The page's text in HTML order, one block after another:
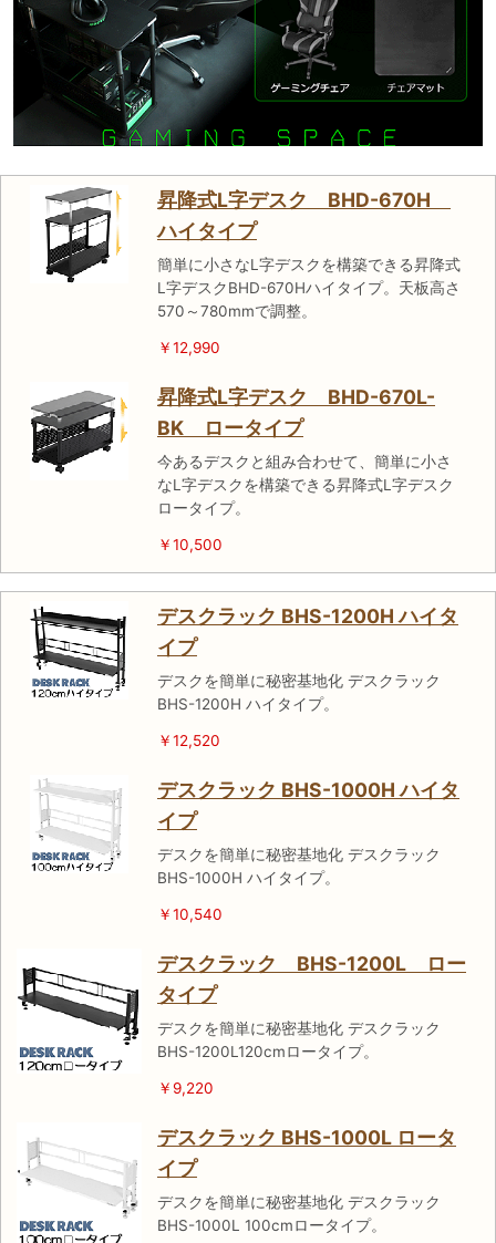
昇降式L字デスク BHD-670H
ハイタイプ
簡単に小さなL字デスクを構築できる昇降式
L字デスクBHD-670Hハイタイプ。天板高さ
570～780mmで調整。
￥12,990
昇降式L字デスク BHD-670L-
BK ロータイプ
今あるデスクと組み合わせて、簡単に小さ
なL字デスクを構築できる昇降式L字デスク
ロータイプ。
￥10,500
デスクラック BHS-1200H ハイタ
イプ
デスクを簡単に秘密基地化 デスクラック
BHS-1200H ハイタイプ。
￥12,520
デスクラック BHS-1000H ハイタ
イプ
デスクを簡単に秘密基地化 デスクラック
BHS-1000H ハイタイプ。
￥10,540
デスクラック BHS-1200L ロー
タイプ
デスクを簡単に秘密基地化 デスクラック
BHS-1200L120cmロータイプ。
￥9,220
デスクラック BHS-1000L ロータ
イプ
デスクを簡単に秘密基地化 デスクラック
BHS-1000L 100cmロータイプ。